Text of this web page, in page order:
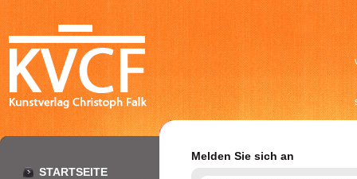
STARTSEITE
Melden Sie sich an